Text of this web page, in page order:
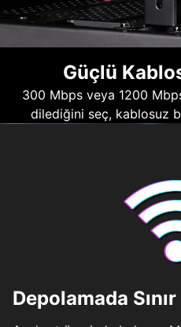
Güçlü
300 Mbps veya 1200
dilediğini seç, kablosuz
Depolamada